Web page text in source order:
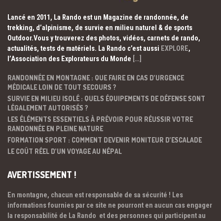
Lancé en 2011, La Rando est un Magazine de randonnée, de
trekking, d’alpinisme, de survie en milieu naturel & de sports
Outdoor.Vous y trouverez des photos, vidéos, carnets de rando,
actualités, tests de matériels. La Rando c’est aussi EXPLORE,
l’Association des Explorateurs du Monde […]
RANDONNÉE EN MONTAGNE : QUE FAIRE EN CAS D’URGENCE
MÉDICALE LOIN DE TOUT SECOURS ?
SURVIE EN MILIEU ISOLÉ : QUELS ÉQUIPEMENTS DE DÉFENSE SONT
LÉGALEMENT AUTORISÉS ?
LES ÉLÉMENTS ESSENTIELS À PRÉVOIR POUR RÉUSSIR VOTRE
RANDONNÉE EN PLEINE NATURE
FORMATION SPORT : COMMENT DEVENIR MONITEUR D’ESCALADE
LE COÛT RÉEL D’UN VOYAGE AU NÉPAL
AVERTISSEMENT !
En montagne, chacun est responsable de sa sécurité ! Les
informations fournies par ce site ne pourront en aucun cas engager
la responsabilité de La Rando et des personnes qui participent au